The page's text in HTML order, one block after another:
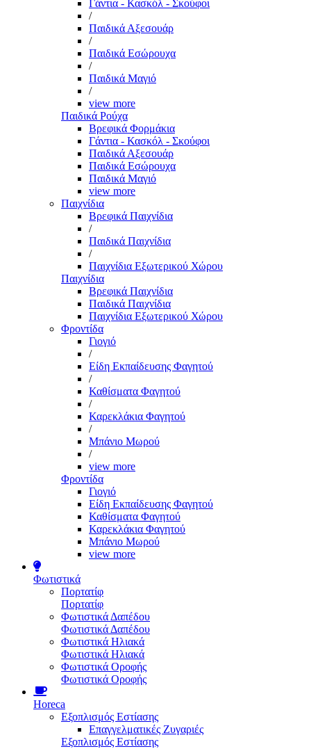
Γάντια - Κασκόλ - Σκούφοι
/
Παιδικά Αξεσουάρ
/
Παιδικά Εσώρουχα
/
Παιδικά Μαγιό
/
view more
Παιδικά Ρούχα
Βρεφικά Φορμάκια
Γάντια - Κασκόλ - Σκούφοι
Παιδικά Αξεσουάρ
Παιδικά Εσώρουχα
Παιδικά Μαγιό
view more
Παιχνίδια
Βρεφικά Παιχνίδια
/
Παιδικά Παιχνίδια
/
Παιχνίδια Εξωτερικού Χώρου
Παιχνίδια
Βρεφικά Παιχνίδια
Παιδικά Παιχνίδια
Παιχνίδια Εξωτερικού Χώρου
Φροντίδα
Γιογιό
/
Είδη Εκπαίδευσης Φαγητού
/
Καθίσματα Φαγητού
/
Καρεκλάκια Φαγητού
/
Μπάνιο Μωρού
/
view more
Φροντίδα
Γιογιό
Είδη Εκπαίδευσης Φαγητού
Καθίσματα Φαγητού
Καρεκλάκια Φαγητού
Μπάνιο Μωρού
view more
Φωτιστικά
Πορτατίφ
Πορτατίφ
Φωτιστικά Δαπέδου
Φωτιστικά Δαπέδου
Φωτιστικά Ηλιακά
Φωτιστικά Ηλιακά
Φωτιστικά Οροφής
Φωτιστικά Οροφής
Horeca
Εξοπλισμός Εστίασης
Επαγγελματικές Ζυγαριές
Εξοπλισμός Εστίασης